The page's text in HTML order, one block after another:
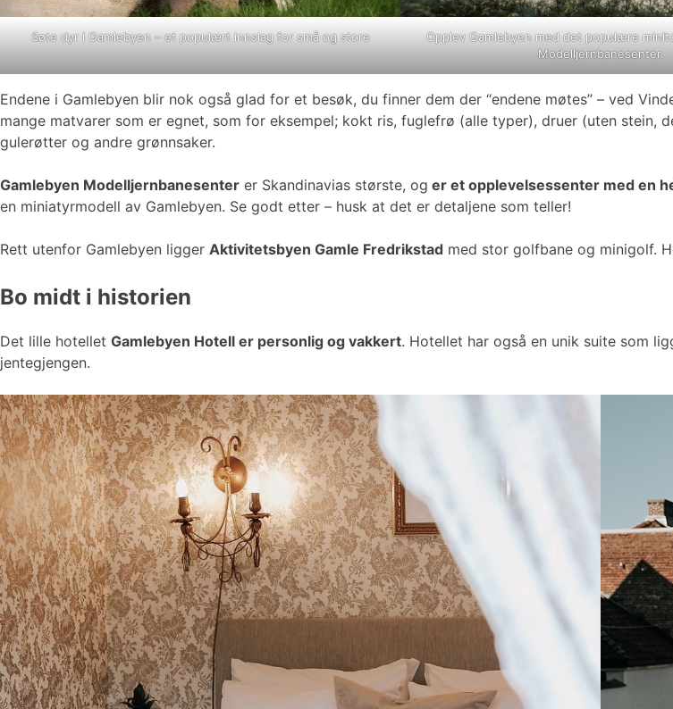
Søte dyr i Gamlebyen – et populært innslag for små og store
Opplev Gamlebyen med det populære
Modelljernbanesenter.
Endene i Gamlebyen blir nok også glad for et besøk, du finner dem der “endene møtes” – ved
mange matvarer som er egnet, som for eksempel; kokt ris, fuglefrø (alle typer), druer (uten stein,
gulerøtter og andre grønnsaker.
Gamlebyen Modelljernbanesenter er Skandinavias største, og er et opplevelsessenter med en
en miniatyrmodell av Gamlebyen. Se godt etter – husk at det er detaljene som teller!
Rett utenfor Gamlebyen ligger Aktivitetsbyen Gamle Fredrikstad med stor golfbane og minigolf.
Bo midt i historien
Det lille hotellet Gamlebyen Hotell er personlig og vakkert. Hotellet har også en unik suite som
jentegjengen.